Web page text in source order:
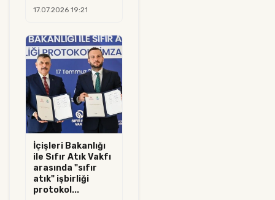
17.07.2026 19:21
İçişleri Bakanlığı
ile Sıfır Atık Vakfı
arasında "sıfır
atık" işbirliği
protokol...